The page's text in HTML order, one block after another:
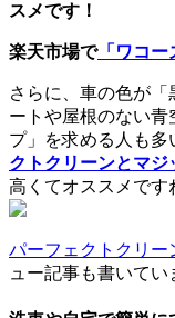
スメです！
楽天市場で「ワコー
さらに、車の色が
ートや屋根のない青
プ」を求める人も
クトクリーンとマジ
高くてオススメです
パーフェクトクリー
ュー記事も書いてい